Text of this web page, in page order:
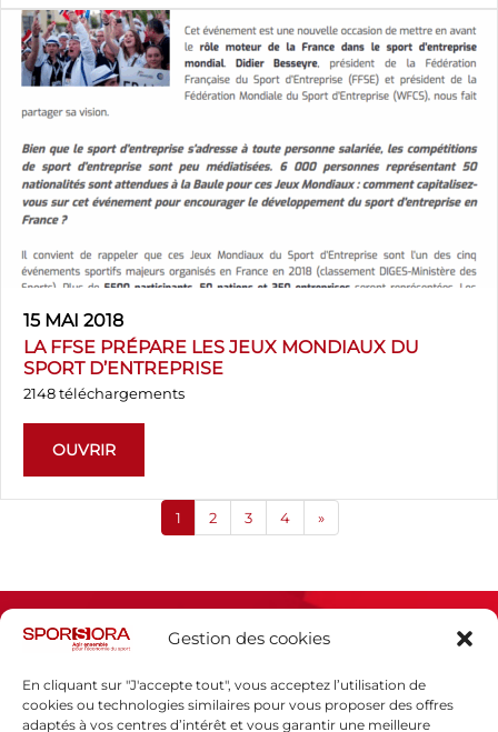
Gestion des cookies
En cliquant sur "J'accepte tout", vous acceptez l’utilisation de
cookies ou technologies similaires pour vous proposer des offres
adaptés à vos centres d’intérêt et vous garantir une meilleure
15 MAI 2018
LA FFSE PRÉPARE LES JEUX MONDIAUX DU
SPORT D’ENTREPRISE
2148 téléchargements
OUVRIR
1 2 3 4 »